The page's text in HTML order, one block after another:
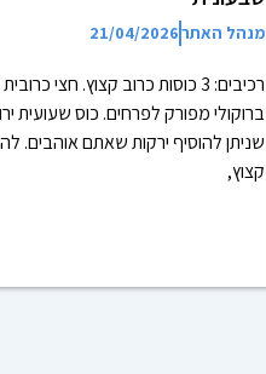
מנהל האתר21/04/2026
רכיבים: 3 כוסות כרוב קצוץ. חצי
שניתן להוסיף ירקות שאתם אוהבים.
קצוץ,